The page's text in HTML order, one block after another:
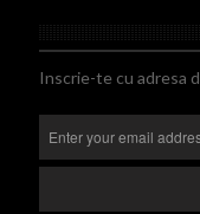
Inscrie-te cu adresa